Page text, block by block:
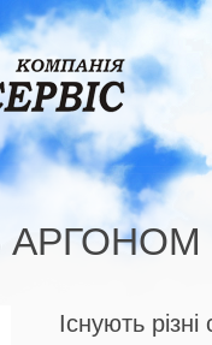
АРГОНОМ
Існують